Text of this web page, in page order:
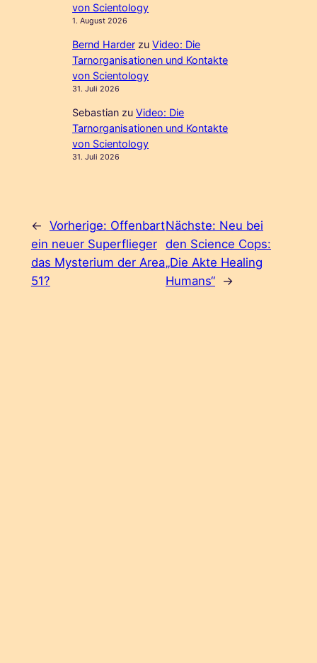
von Scientology
1. August 2026
Bernd Harder zuVideo: Die
Tarnorganisationen und Kontakte
von Scientology
31. Juli 2026
Sebastian zuVideo: Die
Tarnorganisationen und Kontakte
von Scientology
31. Juli 2026
← Vorherige: Offenbart
ein neuer Superflieger
das Mysterium der Area
51?
Nächste: Neu bei
den Science Cops:
„Die Akte Healing
Humans“ →